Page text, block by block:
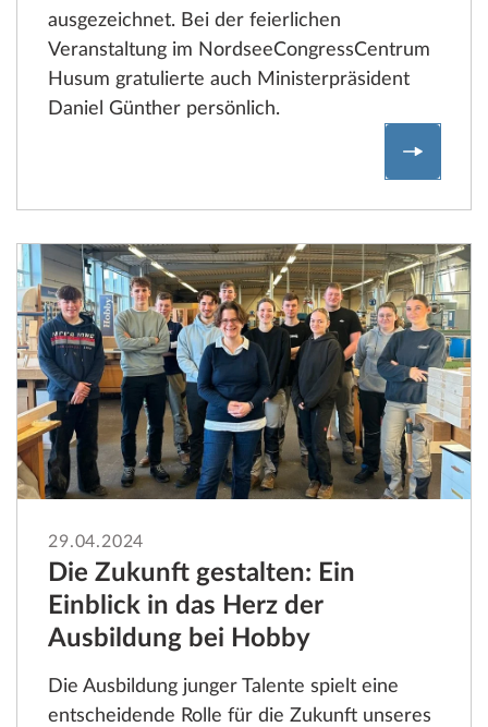
ausgezeichnet. Bei der feierlichen
Veranstaltung im NordseeCongressCentrum
Husum gratulierte auch Ministerpräsident
Daniel Günther persönlich.
29.04.2024
Die Zukunft gestalten: Ein
Einblick in das Herz der
Ausbildung bei Hobby
Die Ausbildung junger Talente spielt eine
entscheidende Rolle für die Zukunft unseres